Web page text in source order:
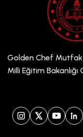
Golden Chef Mutfak
Milli Eğitim Bakanlığı
Instagram
X (Twitter)
YouTube